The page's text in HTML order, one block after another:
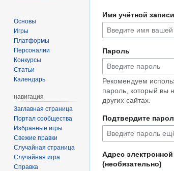
к
навигации
к
поиску
Имя учётной записи
Пароль
Рекомендуем
пароль, который вы
других сайтах.
Подтвердите
Адрес
(необязательно)
Основы
Игры
Платформы
Персоналии
Конкурсы
Статьи
Календарь
навигация
Заглавная страница
Портал сообщества
Избранные игры
Свежие правки
Случайная страница
Случайная игра
Справка